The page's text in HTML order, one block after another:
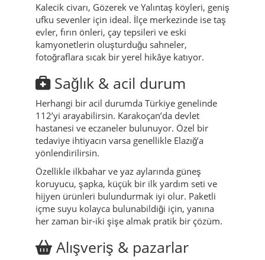
Kalecik civarı, Gözerek ve Yalıntaş köyleri, geniş
ufku sevenler için ideal. İlçe merkezinde ise taş
evler, fırın önleri, çay tepsileri ve eski
kamyonetlerin oluşturduğu sahneler,
fotoğraflara sıcak bir yerel hikâye katıyor.
Sağlık & acil durum
Herhangi bir acil durumda Türkiye genelinde
112’yi arayabilirsin. Karakoçan’da devlet
hastanesi ve eczaneler bulunuyor. Özel bir
tedaviye ihtiyacın varsa genellikle Elazığ’a
yönlendirilirsin.
Özellikle ilkbahar ve yaz aylarında güneş
koruyucu, şapka, küçük bir ilk yardım seti ve
hijyen ürünleri bulundurmak iyi olur. Paketli
içme suyu kolayca bulunabildiği için, yanına
her zaman bir-iki şişe almak pratik bir çözüm.
Alışveriş & pazarlar